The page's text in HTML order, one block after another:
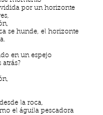
por un horizonte
se hunde, el horizonte
en un espejo
atrás?
la roca,
el águila pescadora